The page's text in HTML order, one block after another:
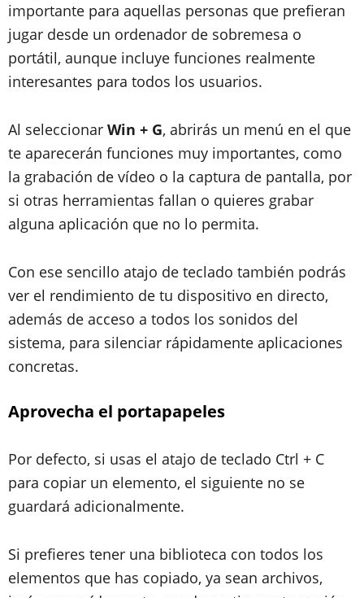
importante para aquellas personas que prefieran
jugar desde un ordenador de sobremesa o
portátil, aunque incluye funciones realmente
interesantes para todos los usuarios.
Al seleccionar Win + G, abrirás un menú en el que
te aparecerán funciones muy importantes, como
la grabación de vídeo o la captura de pantalla, por
si otras herramientas fallan o quieres grabar
alguna aplicación que no lo permita.
Con ese sencillo atajo de teclado también podrás
ver el rendimiento de tu dispositivo en directo,
además de acceso a todos los sonidos del
sistema, para silenciar rápidamente aplicaciones
concretas.
Aprovecha el portapapeles
Por defecto, si usas el atajo de teclado Ctrl + C
para copiar un elemento, el siguiente no se
guardará adicionalmente.
Si prefieres tener una biblioteca con todos los
elementos que has copiado, ya sean archivos,